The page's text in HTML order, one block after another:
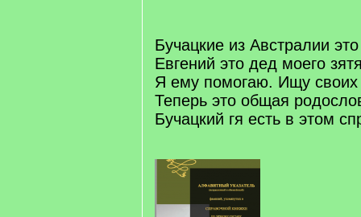
Бучацкие из Австралии
Евгений это дед моего
Я ему помогаю. Ищу своих
Теперь это общая
Бучацкий гя есть в этом